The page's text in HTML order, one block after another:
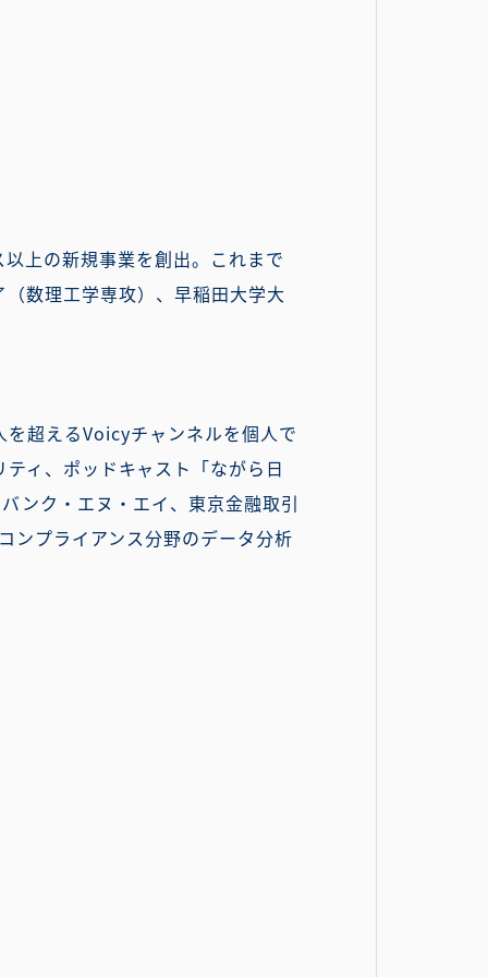
上の新規事業を創出。これまで
数理工学専攻）、早稲田大学大
超えるVoicyチャンネルを個人で
ィ、ポッドキャスト「ながら日
ンク・エヌ・エイ、東京金融取引
ンプライアンス分野のデータ分析